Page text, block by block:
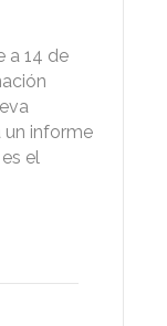
a 14 de
un informe
el